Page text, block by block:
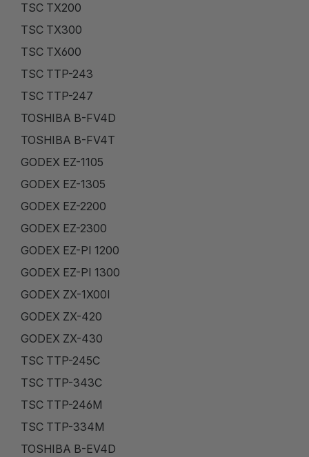
TSC TX200
TSC TX300
TSC TX600
TSC TTP-243
TSC TTP-247
TOSHIBA B-FV4D
TOSHIBA B-FV4T
GODEX EZ-1105
GODEX EZ-1305
GODEX EZ-2200
GODEX EZ-2300
GODEX EZ-PI 1200
GODEX EZ-PI 1300
GODEX ZX-1X00I
GODEX ZX-420
GODEX ZX-430
TSC TTP-245C
TSC TTP-343C
TSC TTP-246M
TSC TTP-334M
TOSHIBA B-EV4D